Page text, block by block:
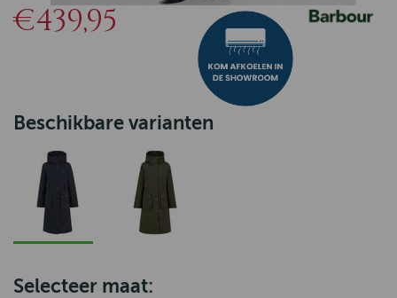
€439,95
Beschikbare varianten
Selecteer maat: